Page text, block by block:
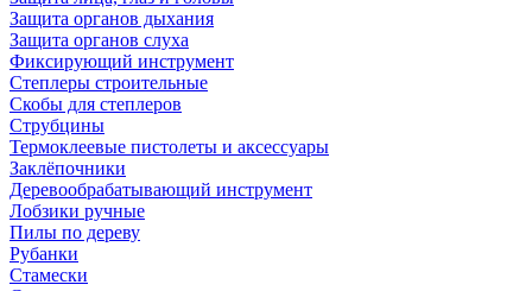
Защита органов дыхания
Защита органов слуха
Фиксирующий инструмент
Степлеры строительные
Скобы для степлеров
Струбцины
Термоклеевые пистолеты и аксессуары
Заклёпочники
Деревообрабатывающий инструмент
Лобзики ручные
Пилы по дереву
Рубанки
Стамески